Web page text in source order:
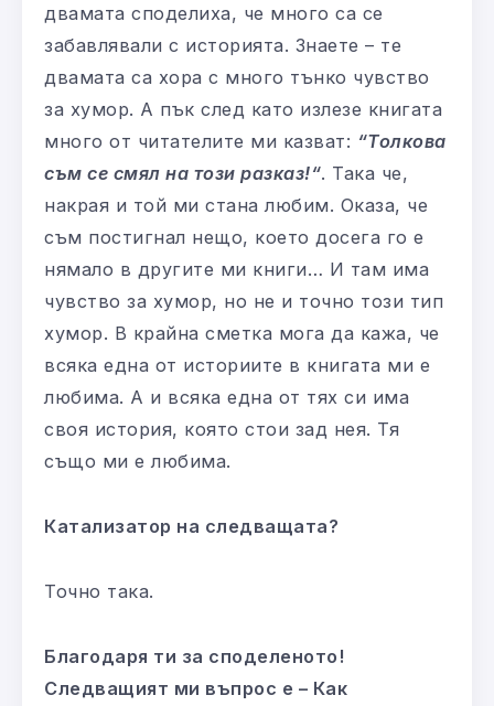
двамата споделиха, че много са се
забавлявали с историята. Знаете – те
двамата са хора с много тънко чувство
за хумор. А пък след като излезе книгата
много от читателите ми казват: “Толкова
съм се смял на този разказ!“. Така че,
накрая и той ми стана любим. Оказа, че
съм постигнал нещо, което досега го е
нямало в другите ми книги… И там има
чувство за хумор, но не и точно този тип
хумор. В крайна сметка мога да кажа, че
всяка една от историите в книгата ми е
любима. А и всяка една от тях си има
своя история, която стои зад нея. Тя
също ми е любима.
Катализатор на следващата?
Точно така.
Благодаря ти за споделеното!
Следващият ми въпрос е – Как